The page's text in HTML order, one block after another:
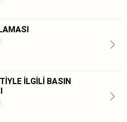
İLGİLİ BASIN